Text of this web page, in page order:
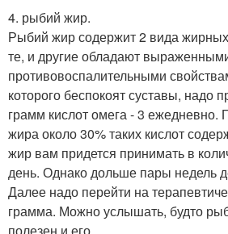
4. рыбий жир.
Рыбий жир содержит 2 вида жирных
те, и другие обладают
противовоспалительными
которого беспокоят суставы, надо
грамм кислот омега - 3 ежедневно.
жира около 30% таких кислот
жир вам придется принимать в
день. Однако дольше пары недель
Далее надо перейти на
грамма. Можно услышать, будто
полезен и его.